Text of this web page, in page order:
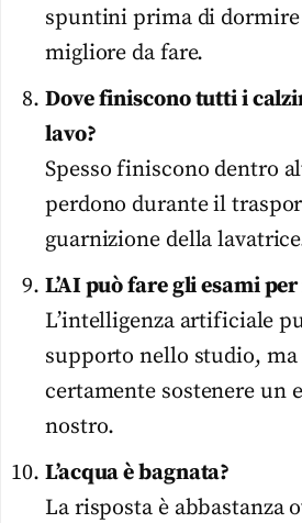
spuntini prima di dormire
migliore da fare.
Dove finiscono tutti i
lavo?
Spesso finiscono dentro
perdono durante il
guarnizione della
L’AI può fare gli esami per
L’intelligenza artificiale
supporto nello studio,
certamente sostenere un
nostro.
L’acqua è bagnata?
La risposta è abbastanza